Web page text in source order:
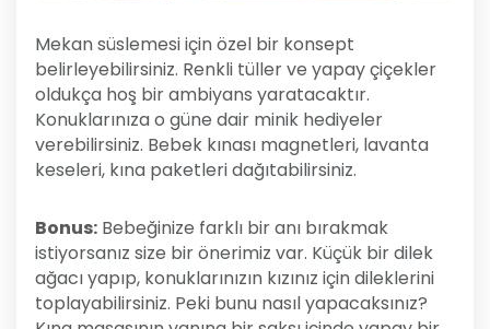
Mekan süslemesi için özel bir konsept
belirleyebilirsiniz. Renkli tüller ve yapay çiçekler
oldukça hoş bir ambiyans yaratacaktır.
Konuklarınıza o güne dair minik hediyeler
verebilirsiniz. Bebek kınası magnetleri, lavanta
keseleri, kına paketleri dağıtabilirsiniz.
Bonus: Bebeğinize farklı bir anı bırakmak
istiyorsanız size bir önerimiz var. Küçük bir dilek
ağacı yapıp, konuklarınızın kızınız için dileklerini
toplayabilirsiniz. Peki bunu nasıl yapacaksınız?